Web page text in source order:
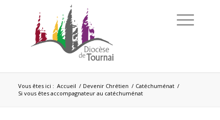
Vous êtes ici : Accueil / Devenir Chrétien / Catéchuménat /
Si vous êtes accompagnateur au catéchuménat